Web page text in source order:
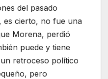
del pasado
es cierto, no fue una
Morena, perdió
puede y tiene
retroceso político
pero